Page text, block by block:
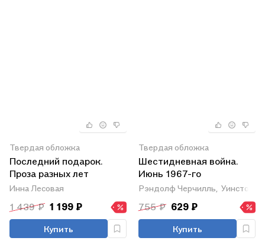
Твердая обложка
Последний подарок.
Проза разных лет
Инна Лесовая
1 439 ₽ 1 199 ₽
Купить
Твердая обложка
Шестидневная война.
Июнь 1967-го
Рэндолф Черчилль, Уинстон
755 ₽ 629 ₽
Купить